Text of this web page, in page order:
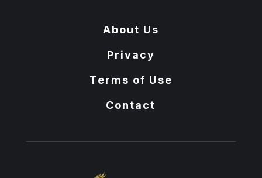
About Us
Privacy
Terms of Use
Contact